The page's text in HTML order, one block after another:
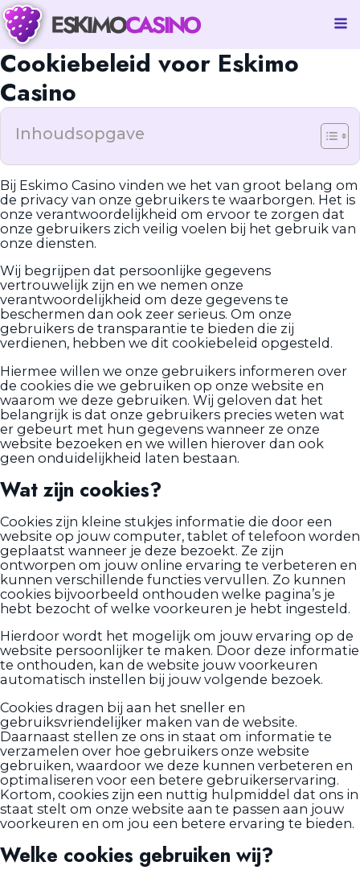
Cookiebeleid voor Eskimo
Casino
Inhoudsopgave
Bij Eskimo Casino vinden we het van groot belang om
de privacy van onze gebruikers te waarborgen. Het is
onze verantwoordelijkheid om ervoor te zorgen dat
onze gebruikers zich veilig voelen bij het gebruik van
onze diensten.
Wij begrijpen dat persoonlijke gegevens
vertrouwelijk zijn en we nemen onze
verantwoordelijkheid om deze gegevens te
beschermen dan ook zeer serieus. Om onze
gebruikers de transparantie te bieden die zij
verdienen, hebben we dit cookiebeleid opgesteld.
Hiermee willen we onze gebruikers informeren over
de cookies die we gebruiken op onze website en
waarom we deze gebruiken. Wij geloven dat het
belangrijk is dat onze gebruikers precies weten wat
er gebeurt met hun gegevens wanneer ze onze
website bezoeken en we willen hierover dan ook
geen onduidelijkheid laten bestaan.
Wat zijn cookies?
Cookies zijn kleine stukjes informatie die door een
website op jouw computer, tablet of telefoon worden
geplaatst wanneer je deze bezoekt. Ze zijn
ontworpen om jouw online ervaring te verbeteren en
kunnen verschillende functies vervullen. Zo kunnen
cookies bijvoorbeeld onthouden welke pagina’s je
hebt bezocht of welke voorkeuren je hebt ingesteld.
Hierdoor wordt het mogelijk om jouw ervaring op de
website persoonlijker te maken. Door deze informatie
te onthouden, kan de website jouw voorkeuren
automatisch instellen bij jouw volgende bezoek.
Cookies dragen bij aan het sneller en
gebruiksvriendelijker maken van de website.
Daarnaast stellen ze ons in staat om informatie te
verzamelen over hoe gebruikers onze website
gebruiken, waardoor we deze kunnen verbeteren en
optimaliseren voor een betere gebruikerservaring.
Kortom, cookies zijn een nuttig hulpmiddel dat ons in
staat stelt om onze website aan te passen aan jouw
voorkeuren en om jou een betere ervaring te bieden.
Welke cookies gebruiken wij?